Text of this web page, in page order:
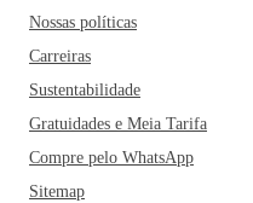
Nossas políticas
Carreiras
Sustentabilidade
Gratuidades e Meia Tarifa
Compre pelo WhatsApp
Sitemap